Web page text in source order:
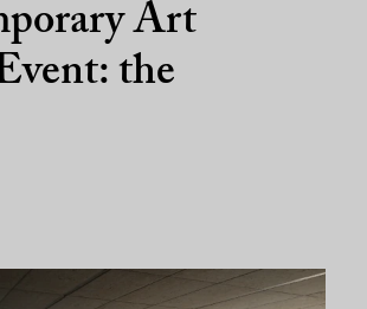
Art
the